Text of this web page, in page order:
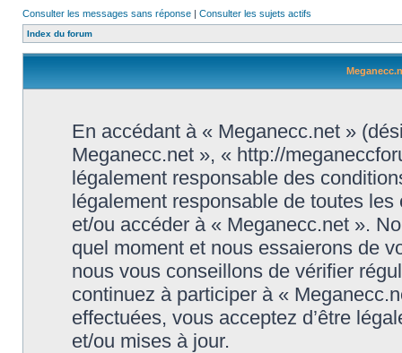
Consulter les messages sans réponse | Consulter les sujets actifs
Index du forum
En accédant à « Meganecc.net »
Meganecc.net », « http://
légalement responsable des
légalement responsable de toutes
et/ou accéder à « Meganecc.net ».
quel moment et nous essaierons de
nous vous conseillons de vérifier
continuez à participer à «
effectuées, vous acceptez d’être
et/ou mises à jour.